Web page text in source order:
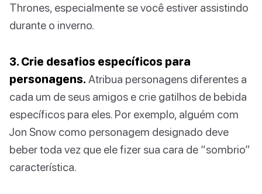
Thrones, especialmente se você estiver assistindo
durante o inverno.
3. Crie desafios específicos para
personagens. Atribua personagens diferentes a
cada um de seus amigos e crie gatilhos de bebida
específicos para eles. Por exemplo, alguém com
Jon Snow como personagem designado deve
beber toda vez que ele fizer sua cara de “sombrio”
característica.